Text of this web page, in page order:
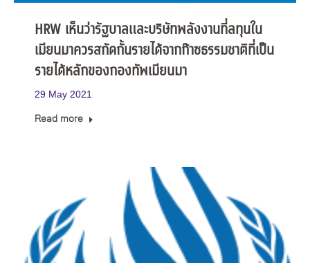
HRW เห็นว่ารัฐบาลและบริษัทพลังงานที่ลทุนใน
เมียนมาควรสกัดกั้นรายได้จากก๊าซธรรมชาติที่เป็น
รายได้หลักของกองทัพเมียนมา
29 May 2021
Read more